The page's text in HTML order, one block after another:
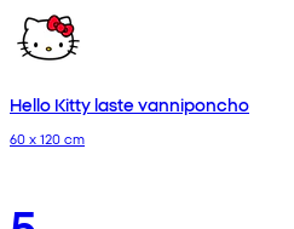
Hello Kitty laste vanniponcho
60 x 120 cm